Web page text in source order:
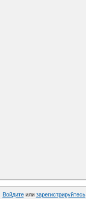
Войдитеили зарегистрируйтесь.